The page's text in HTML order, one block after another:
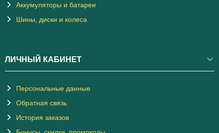
Аккумуляторы и батареи
Шины, диски и колеса
ЛИЧНЫЙ КАБИНЕТ
Персональные данные
Обратная связь
История заказов